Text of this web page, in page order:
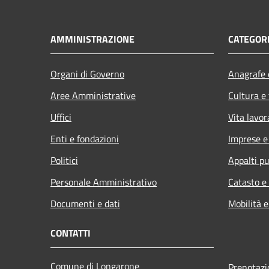
AMMINISTRAZIONE
Organi di Governo
Aree Amministrative
Uffici
Enti e fondazioni
Politici
Personale Amministrativo
Documenti e dati
Cultura
Vita
Imprese
Appalti
Catasto
Mobilità
CONTATTI
Comune di Longarone